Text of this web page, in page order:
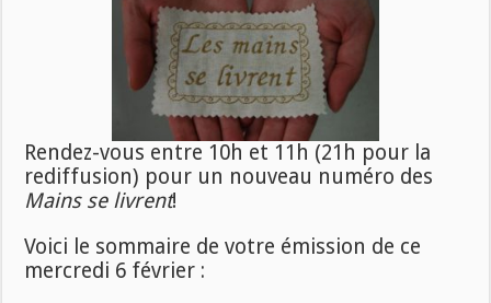
Rendez-vous entre 10h et 11h (21h pour la
rediffusion) pour un nouveau numéro des
Mains se livrent!
Voici le sommaire de votre émission de ce
mercredi 6 février :